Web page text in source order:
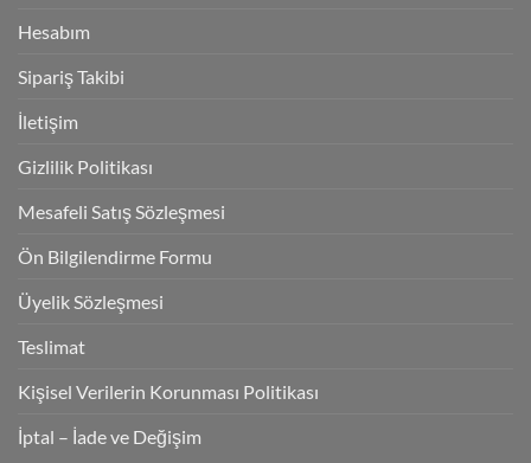
Hesabım
Sipariş Takibi
İletişim
Gizlilik Politikası
Mesafeli Satış Sözleşmesi
Ön Bilgilendirme Formu
Üyelik Sözleşmesi
Teslimat
Kişisel Verilerin Korunması Politikası
İptal – İade ve Değişim